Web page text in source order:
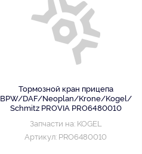
Тормозной кран прицепа
BPW/DAF/Neoplan/Krone/Kogel/
Schmitz PROVIA PRO6480010
Запчасти на: KOGEL
Артикул: PRO6480010